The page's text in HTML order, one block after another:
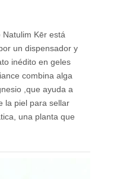
Kēr está
un dispensador y
inédito en geles
combina alga
,que ayuda a
la piel para sellar
una planta que